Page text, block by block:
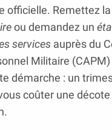
officielle. Remettez
ou demandez un
services auprès du
Militaire (CAPM)
démarche : un
coûter une